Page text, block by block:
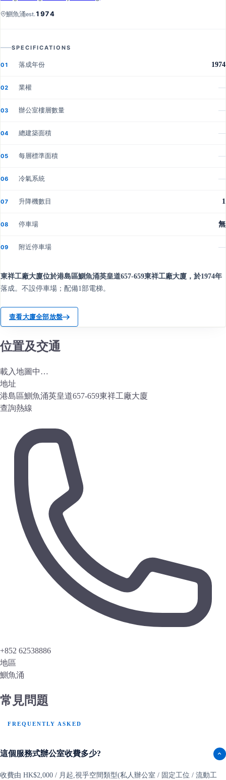
鰂魚涌est.1974
SPECIFICATIONS
01 落成年份 1974
02 業權 —
03 辦公室樓層數量 —
04 總建築面積 —
05 每層標準面積 —
06 冷氣系統 —
07 升降機數目 1
08 停車場 無
09 附近停車場 —
東祥工廠大廈位於港島區鰂魚涌英皇道657-659東祥工廠大廈，於1974年
落成。不設停車場；配備1部電梯。
查看大廈全部放盤
位置及交通
載入地圖中…
地址
港島區鰂魚涌英皇道657-659東祥工廠大廈
查詢熱線
+852 62538886
地區
鰂魚涌
常見問題
FREQUENTLY ASKED
這個服務式辦公室收費多少?
收費由 HK$2,000 / 月起,視乎空間類型(私人辦公室 / 固定工位 / 流動工